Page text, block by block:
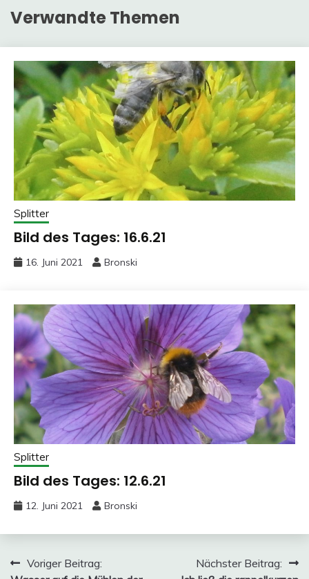
Verwandte Themen
Splitter
Bild des Tages: 16.6.21
16. Juni 2021 Bronski
Splitter
Bild des Tages: 12.6.21
12. Juni 2021 Bronski
Beitragsnavigation
Voriger Beitrag:
Nächster Beitrag: